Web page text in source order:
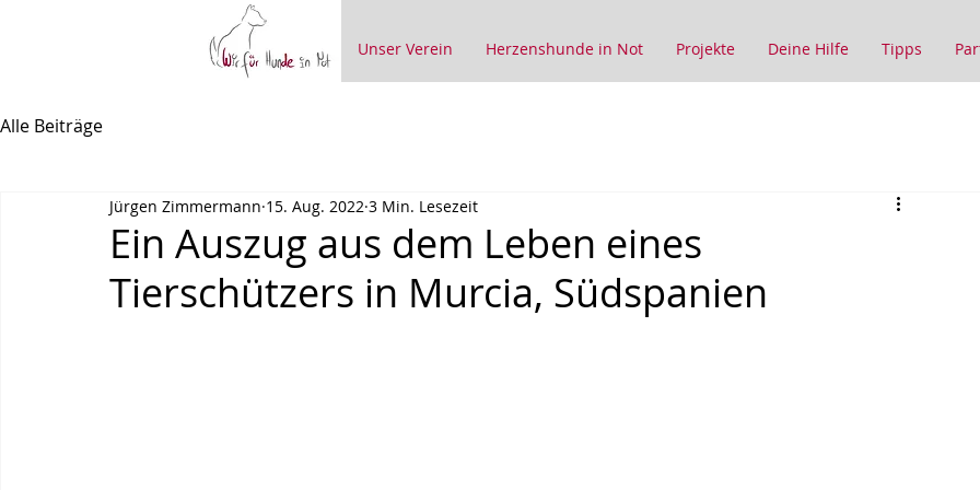
Unser Verein Herzenshunde in Not Projekte Deine Hilfe Tipps
Alle Beiträge
Ein Auszug aus dem Leben eines
Tierschützers in Murcia, Südspanien
Jürgen Zimmermann 15. Aug. 2022 3 Min. Lesezeit